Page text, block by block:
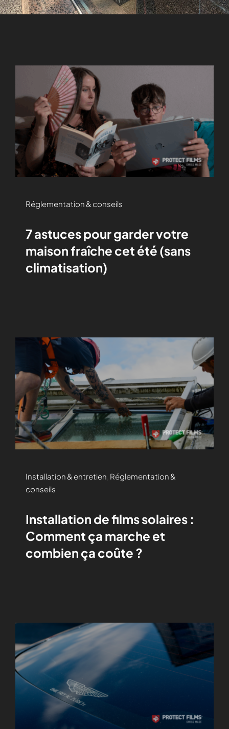
Réglementation & conseils
7 astuces pour garder votre
maison fraîche cet été (sans
climatisation)
Installation & entretien Réglementation &
conseils
Installation de films solaires :
Comment ça marche et
combien ça coûte ?